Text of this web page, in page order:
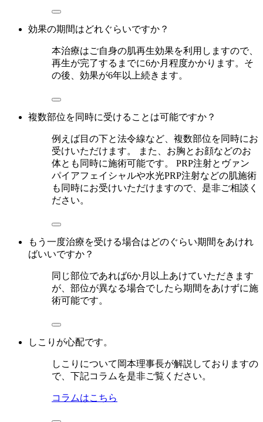
効果の期間はどれぐらいですか？
本治療はご自身の肌再生効果を利用しますので、
再生が完了するまでに6か月程度かかります。そ
の後、効果が6年以上続きます。
複数部位を同時に受けることは可能ですか？
例えば目の下と法令線など、複数部位を同時にお
受けいただけます。 また、お胸とお顔などのお
体とも同時に施術可能です。 PRP注射とヴァン
パイアフェイシャルや水光PRP注射などの肌施術
も同時にお受けいただけますので、是非ご相談く
ださい。
もう一度治療を受ける場合はどのぐらい期間をあけれ
ばいいですか？
同じ部位であれば6か月以上あけていただきます
が、部位が異なる場合でしたら期間をあけずに施
術可能です。
しこりが心配です。
しこりについて岡本理事長が解説しておりますの
で、下記コラムを是非ご覧ください。
コラムはこちら